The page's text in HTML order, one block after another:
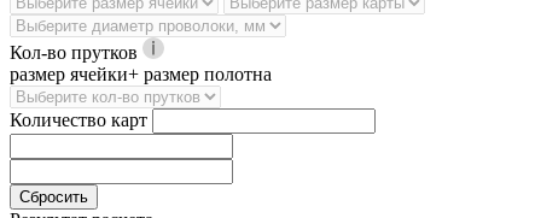
Кол-во прутков
размер ячейки+ размер полотна
Количество карт
Сбросить